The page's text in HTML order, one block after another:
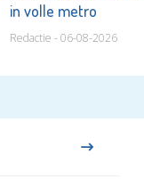
in volle metro
Redactie - 06-08-2026